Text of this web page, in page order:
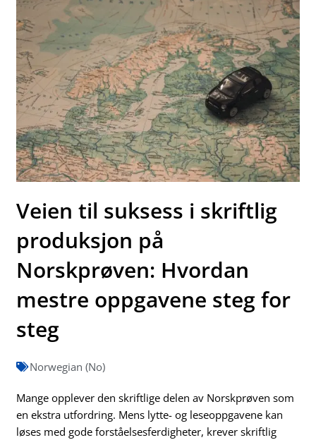
Veien til suksess i skriftlig
produksjon på
Norskprøven: Hvordan
mestre oppgavene steg for
steg
Norwegian (No)
Mange opplever den skriftlige delen av Norskprøven som
en ekstra utfordring. Mens lytte- og leseoppgavene kan
løses med gode forståelsesferdigheter, krever skriftlig